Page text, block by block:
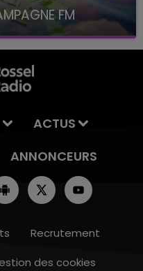
FM
FM, à 8H10
ACTUS
ANNONCEURS
Recrutement
des cookies